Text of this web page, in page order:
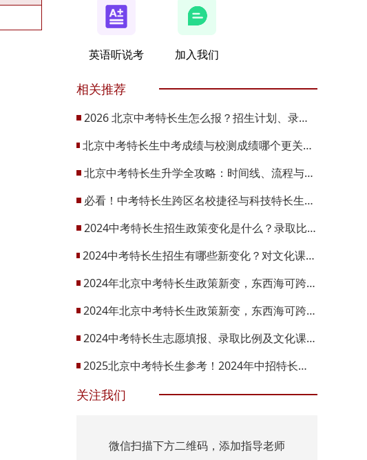
英语听说考 加入我们
相关推荐
2026 北京中考特长生怎么报？招生计划、录取规则全梳理
北京中考特长生中考成绩与校测成绩哪个更关键？政策新变要注意什么？
北京中考特长生升学全攻略：时间线、流程与项目汇总
必看！中考特长生跨区名校捷径与科技特长生认定标准
2024中考特长生招生政策变化是什么？录取比例怎么样？
2024中考特长生招生有哪些新变化？对文化课成绩又有着怎样的要求？
2024年北京中考特长生政策新变，东西海可跨区招收特长生！
2024年北京中考特长生政策新变，东西海可跨区招收特长生！
2024中考特长生志愿填报、录取比例及文化课要求解析，2025参考
2025北京中考特长生参考！2024年中招特长生招生有哪些变化？
关注我们
微信扫描下方二维码，添加指导老师